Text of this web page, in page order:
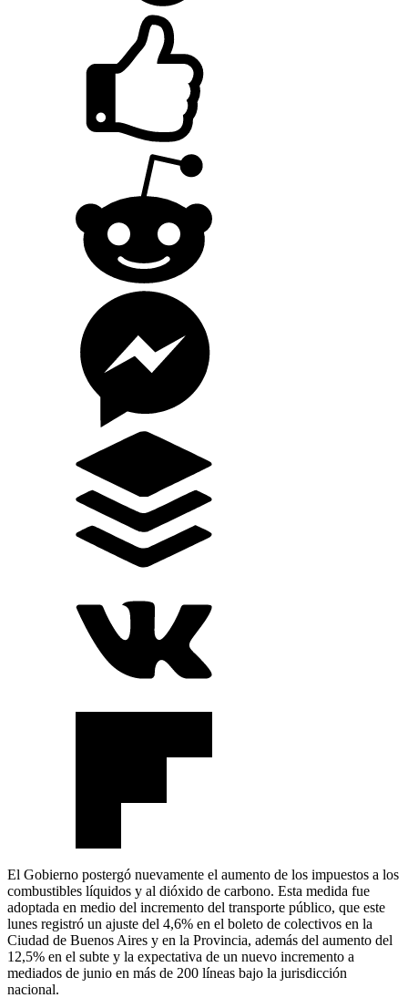
El Gobierno postergó nuevamente el aumento de los impuestos a los
combustibles líquidos y al dióxido de carbono. Esta medida fue
adoptada en medio del incremento del transporte público, que este
lunes registró un ajuste del 4,6% en el boleto de colectivos en la
Ciudad de Buenos Aires y en la Provincia, además del aumento del
12,5% en el subte y la expectativa de un nuevo incremento a
mediados de junio en más de 200 líneas bajo la jurisdicción
nacional.